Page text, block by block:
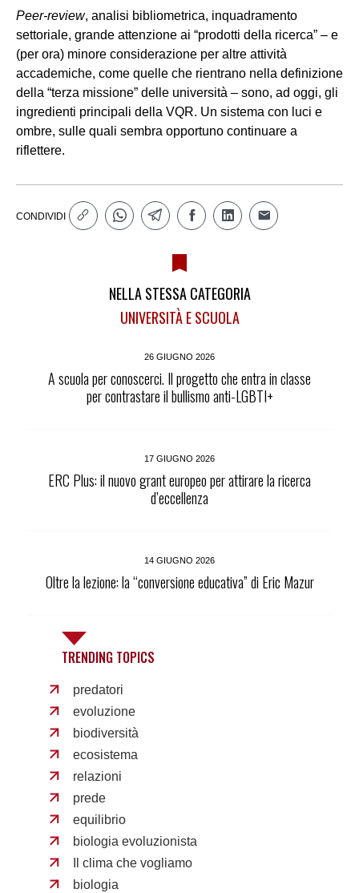
Peer-review, analisi bibliometrica, inquadramento
settoriale, grande attenzione ai “prodotti della ricerca” – e
(per ora) minore considerazione per altre attività
accademiche, come quelle che rientrano nella definizione
della “terza missione” delle università – sono, ad oggi, gli
ingredienti principali della VQR. Un sistema con luci e
ombre, sulle quali sembra opportuno continuare a
riflettere.
CONDIVIDI
NELLA STESSA CATEGORIA
UNIVERSITÀ E SCUOLA
26 GIUGNO 2026
A scuola per conoscerci. Il progetto che entra in classe
per contrastare il bullismo anti-LGBTI+
17 GIUGNO 2026
ERC Plus: il nuovo grant europeo per attirare la ricerca
d’eccellenza
14 GIUGNO 2026
Oltre la lezione: la “conversione educativa” di Eric Mazur
TRENDING TOPICS
predatori
evoluzione
biodiversità
ecosistema
relazioni
prede
equilibrio
biologia evoluzionista
Il clima che vogliamo
biologia